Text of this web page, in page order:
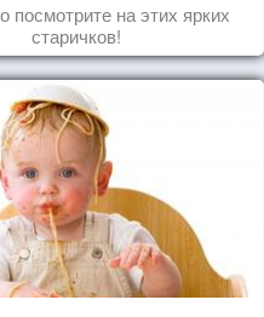
посмотрите на этих ярких
старичков!